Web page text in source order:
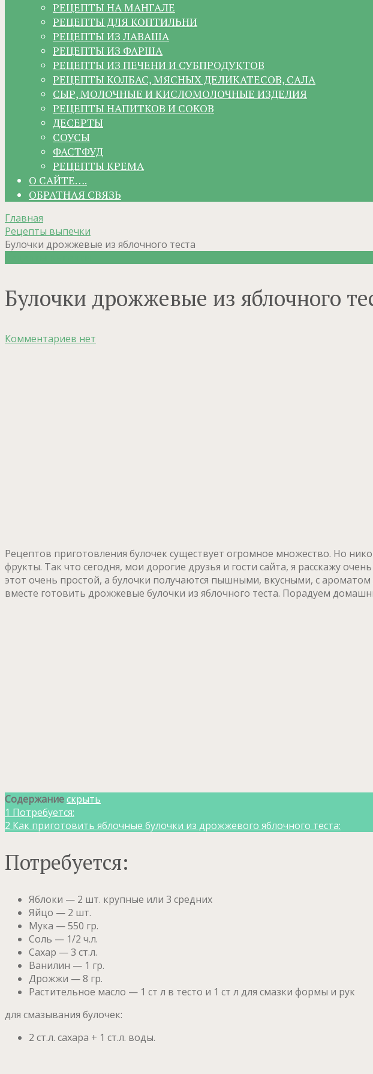
РЕЦЕПТЫ НА МАНГАЛЕ
РЕЦЕПТЫ ДЛЯ КОПТИЛЬНИ
РЕЦЕПТЫ ИЗ ЛАВАША
РЕЦЕПТЫ ИЗ ФАРША
РЕЦЕПТЫ ИЗ ПЕЧЕНИ И СУБПРОДУКТОВ
РЕЦЕПТЫ КОЛБАС, МЯСНЫХ ДЕЛИКАТЕСОВ, САЛА
СЫР, МОЛОЧНЫЕ И КИСЛОМОЛОЧНЫЕ ИЗДЕЛИЯ
РЕЦЕПТЫ НАПИТКОВ И СОКОВ
ДЕСЕРТЫ
СОУСЫ
ФАСТФУД
РЕЦЕПТЫ КРЕМА
О САЙТЕ….
ОБРАТНАЯ СВЯЗЬ
Главная
Рецепты выпечки
Булочки дрожжевые из яблочного теста
Булочки дрожжевые из яблочного
Комментариев нет
Рецептов приготовления булочек существует огромное множество. Но
фрукты. Так что сегодня, мои дорогие друзья и гости сайта, я расскажу
этот очень простой, а булочки получаются пышными, вкусными, с
вместе готовить дрожжевые булочки из яблочного теста. Порадуем
Содержаниескрыть
1 Потребуется:
2 Как приготовить яблочные булочки из дрожжевого яблочного теста:
Потребуется:
Яблоки — 2 шт. крупные или 3 средних
Яйцо — 2 шт.
Мука — 550 гр.
Соль — 1/2 ч.л.
Сахар — 3 ст.л.
Ванилин — 1 гр.
Дрожжи — 8 гр.
Растительное масло — 1 ст л в тесто и 1 ст л для смазки формы и рук
для смазывания булочек:
2 ст.л. сахара + 1 ст.л. воды.